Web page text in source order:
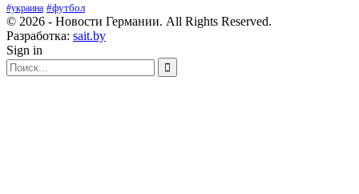
#украина #футбол
© 2026 - Новости Германии. All Rights Reserved.
Разработка: sait.by
Sign in